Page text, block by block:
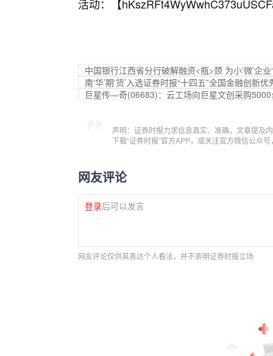
活动：【
中国银行江西省分行破解融资<瓶>颈 为小‘微’企业
南‘华’期‘货’入选证券时报“十四五”全国金融创新优
巨星传—奇(06683)：云工场向巨星文创采购
声明：证券时报力求信息真实、准确，文章提及
下载“证券时报”官方APP，或关注官方微信公众
网友评论
登录后可以发言
网友评论仅供其表达个人看法，并不表明证券时报立场